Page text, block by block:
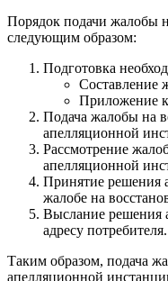
Порядок подачи жалобы
следующим образом:
Подготовка
Составление
Приложение
Подача жалобы на
апелляционной
Рассмотрение
апелляционной
Принятие решения
жалобе на
Выслание решения
адресу потребителя.
Таким образом, подача
апелляционной